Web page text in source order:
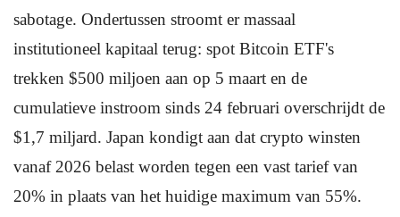
sabotage. Ondertussen stroomt er massaal
institutioneel kapitaal terug: spot Bitcoin ETF's
trekken $500 miljoen aan op 5 maart en de
cumulatieve instroom sinds 24 februari overschrijdt de
$1,7 miljard. Japan kondigt aan dat crypto winsten
vanaf 2026 belast worden tegen een vast tarief van
20% in plaats van het huidige maximum van 55%.